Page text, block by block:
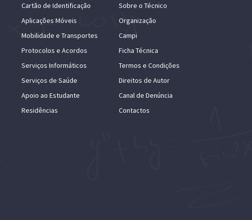
Cartão de Identificação
Aplicações Móveis
Mobilidade e Transportes
Protocolos e Acordos
Serviços Informáticos
Serviços de Saúde
Apoio ao Estudante
Residências
Sobre o Técnico
Organização
Campi
Ficha Técnica
Termos e Condições
Direitos de Autor
Canal de Denúncia
Contactos